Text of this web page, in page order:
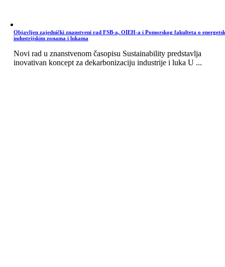
Objavljen zajednički znanstveni rad FSB-a, OIEH-a i Pomorskog fakulteta o
industrijskim zonama i lukama
Novi rad u znanstvenom časopisu Sustainability predstavlja
inovativan koncept za dekarbonizaciju industrije i luka U ...